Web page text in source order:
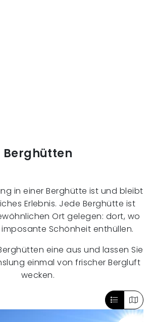
Berghütten
in einer Berghütte ist und bleibt
Erlebnis. Jede Berghütte ist
Ort gelegen: dort, wo
Schönheit enthüllen.
eine aus und lassen Sie
einmal von frischer Bergluft
wecken.